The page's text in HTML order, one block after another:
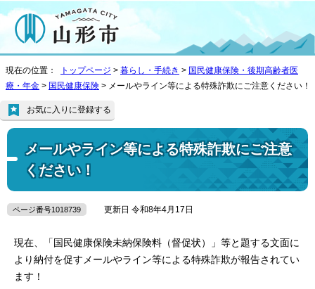
現在の位置： トップページ > 暮らし・手続き > 国民健康保険・後期高齢者医
療・年金 > 国民健康保険 > メールやライン等による特殊詐欺にご注意ください！
メールやライン等による特殊詐欺にご注意
ください！
お気に入りに登録する
ページ番号1018739 更新日 令和8年4月17日
現在、「国民健康保険未納保険料（督促状）」等と題する文面に
より納付を促すメールやライン等による特殊詐欺が報告されてい
ます！